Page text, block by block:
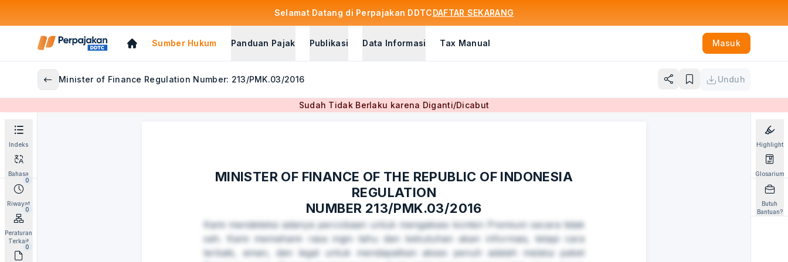
Selamat Datang di Perpajakan DDTCDAFTAR SEKARANG
Sumber Hukum Panduan Pajak Publikasi Data Informasi Tax Manual Masuk
Minister of Finance Regulation Number: 213/PMK.03/2016 Unduh
Sudah Tidak Berlaku karena Diganti/Dicabut
Indeks
Bahasa
0
Riwayat
0
Peraturan
Terkait
0
MINISTER OF FINANCE OF THE REPUBLIC OF INDONESIA
REGULATION
NUMBER 213/PMK.03/2016
Kami mendeteksi adanya percobaan untuk mengakses konten Premium secara tidak
sah. Kami memahami rasa ingin tahu dan kebutuhan akan informasi, tetapi cara
terbaik, aman, dan legal untuk mendapatkan akses penuh adalah melalui paket
Highlight
Glosarium
Butuh
Bantuan?